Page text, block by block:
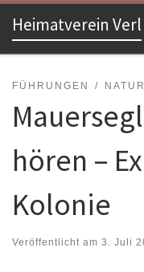
Zum Inhalt springen
Heimatverein Verl
FÜHRUNGEN
hören –
Kolonie
Veröffentlicht am 3. Juli